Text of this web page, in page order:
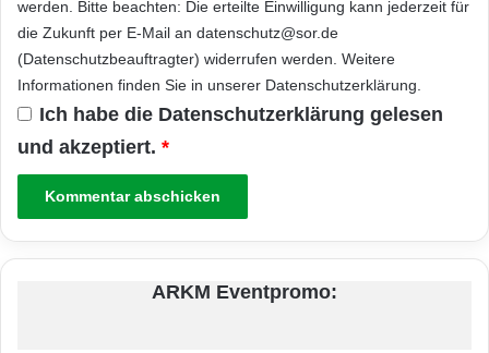
werden. Bitte beachten: Die erteilte Einwilligung kann jederzeit für
die Zukunft per E-Mail an datenschutz@sor.de
(Datenschutzbeauftragter) widerrufen werden. Weitere
Informationen finden Sie in unserer Datenschutzerklärung.
Ich habe die Datenschutzerklärung gelesen
und akzeptiert. *
ARKM Eventpromo: